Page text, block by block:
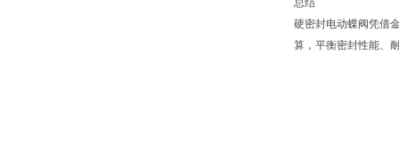
总结
硬密封电动蝶阀凭借
算，平衡密封性能、